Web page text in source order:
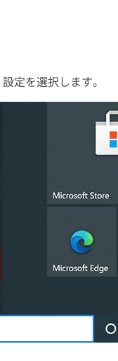
設定を選択します。